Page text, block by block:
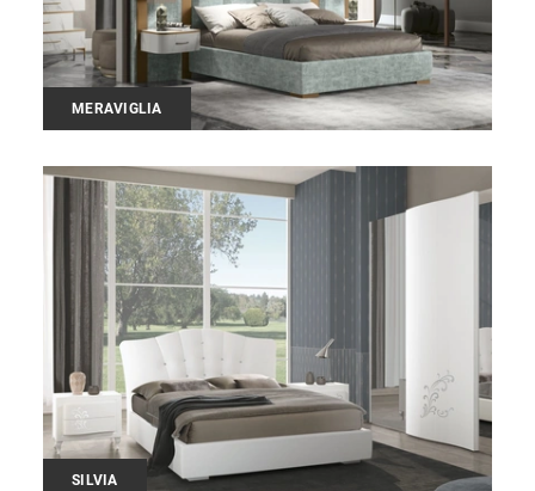
MERAVIGLIA
SILVIA